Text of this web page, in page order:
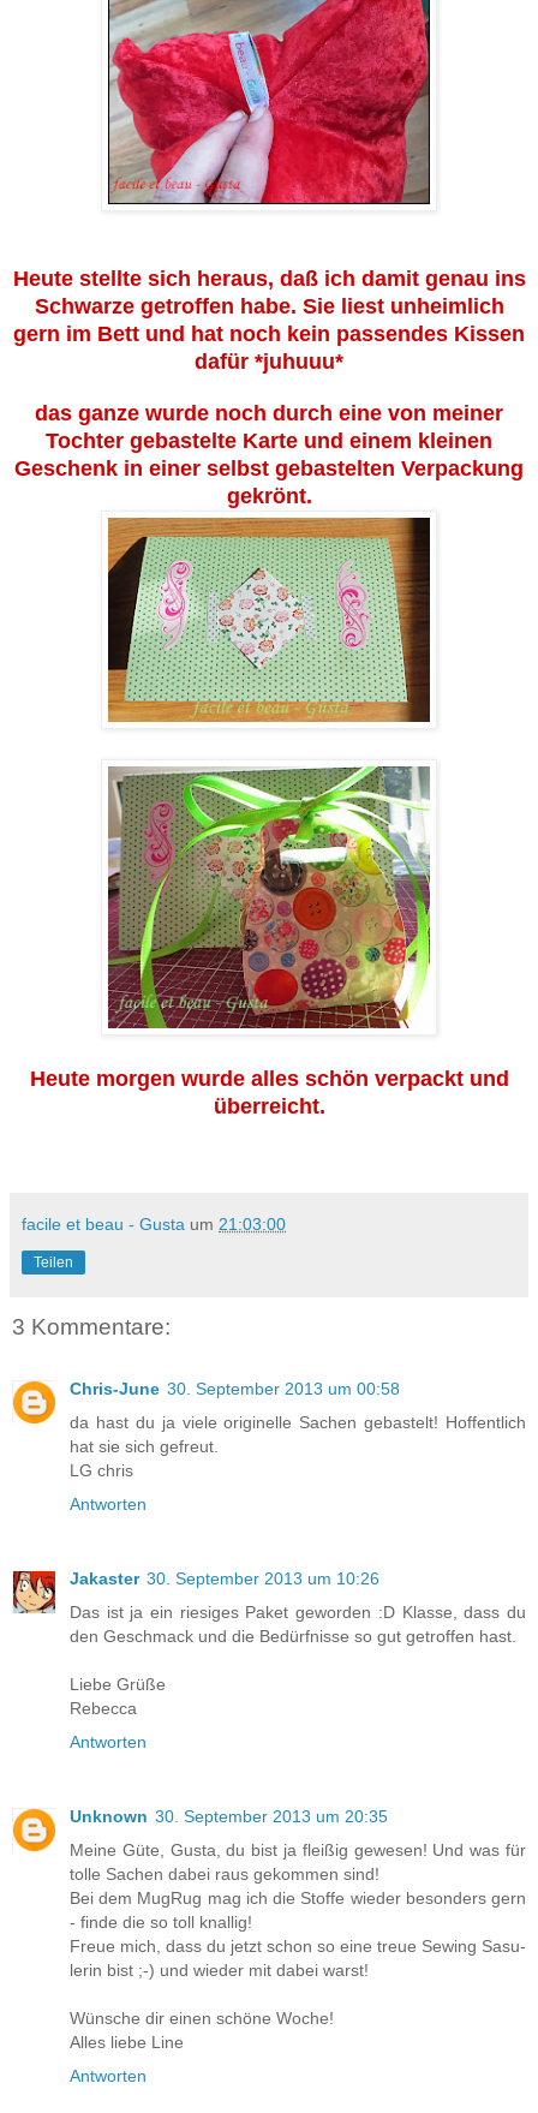
Heute stellte sich heraus, daß ich damit genau ins
Schwarze getroffen habe. Sie liest unheimlich
gern im Bett und hat noch kein passendes Kissen
dafür *juhuuu*
das ganze wurde noch durch eine von meiner
Tochter gebastelte Karte und einem kleinen
Geschenk in einer selbst gebastelten Verpackung
gekrönt.
Heute morgen wurde alles schön verpackt und
überreicht.
facile et beau - Gusta um 21:03:00
Teilen
3 Kommentare:
Chris-June 30. September 2013 um 00:58
da hast du ja viele originelle Sachen gebastelt! Hoffentlich
hat sie sich gefreut.
LG chris
Antworten
Jakaster 30. September 2013 um 10:26
Das ist ja ein riesiges Paket geworden :D Klasse, dass du
den Geschmack und die Bedürfnisse so gut getroffen hast.
Liebe Grüße
Rebecca
Antworten
Unknown 30. September 2013 um 20:35
Meine Güte, Gusta, du bist ja fleißig gewesen! Und was für
tolle Sachen dabei raus gekommen sind!
Bei dem MugRug mag ich die Stoffe wieder besonders gern
- finde die so toll knallig!
Freue mich, dass du jetzt schon so eine treue Sewing Sasu-
lerin bist ;-) und wieder mit dabei warst!
Wünsche dir einen schöne Woche!
Alles liebe Line
Antworten